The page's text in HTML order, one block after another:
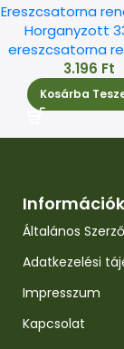
Ereszcsatorna
Horganyzott
ereszcsatorna
3.196 Ft
Kosárba
Információk
Általános
Adatkezelési
Impresszum
Kapcsolat